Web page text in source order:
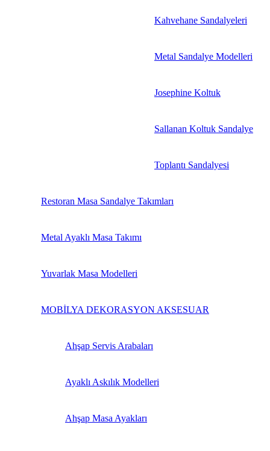
Kahvehane Sandalyeleri
Metal Sandalye Modelleri
Josephine Koltuk
Sallanan Koltuk Sandalye
Toplantı Sandalyesi
Restoran Masa Sandalye Takımları
Metal Ayaklı Masa Takımı
Yuvarlak Masa Modelleri
MOBİLYA DEKORASYON AKSESUAR
Ahşap Servis Arabaları
Ayaklı Askılık Modelleri
Ahşap Masa Ayakları